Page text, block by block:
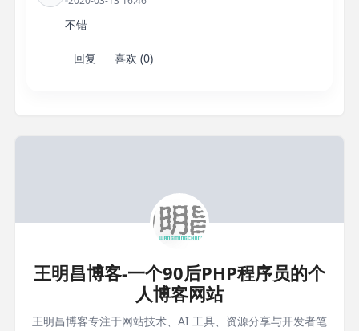
不错
回复 喜欢 (0)
王明昌博客-一个90后PHP程序员的个
人博客网站
王明昌博客专注于网站技术、AI 工具、资源分享与开发者笔